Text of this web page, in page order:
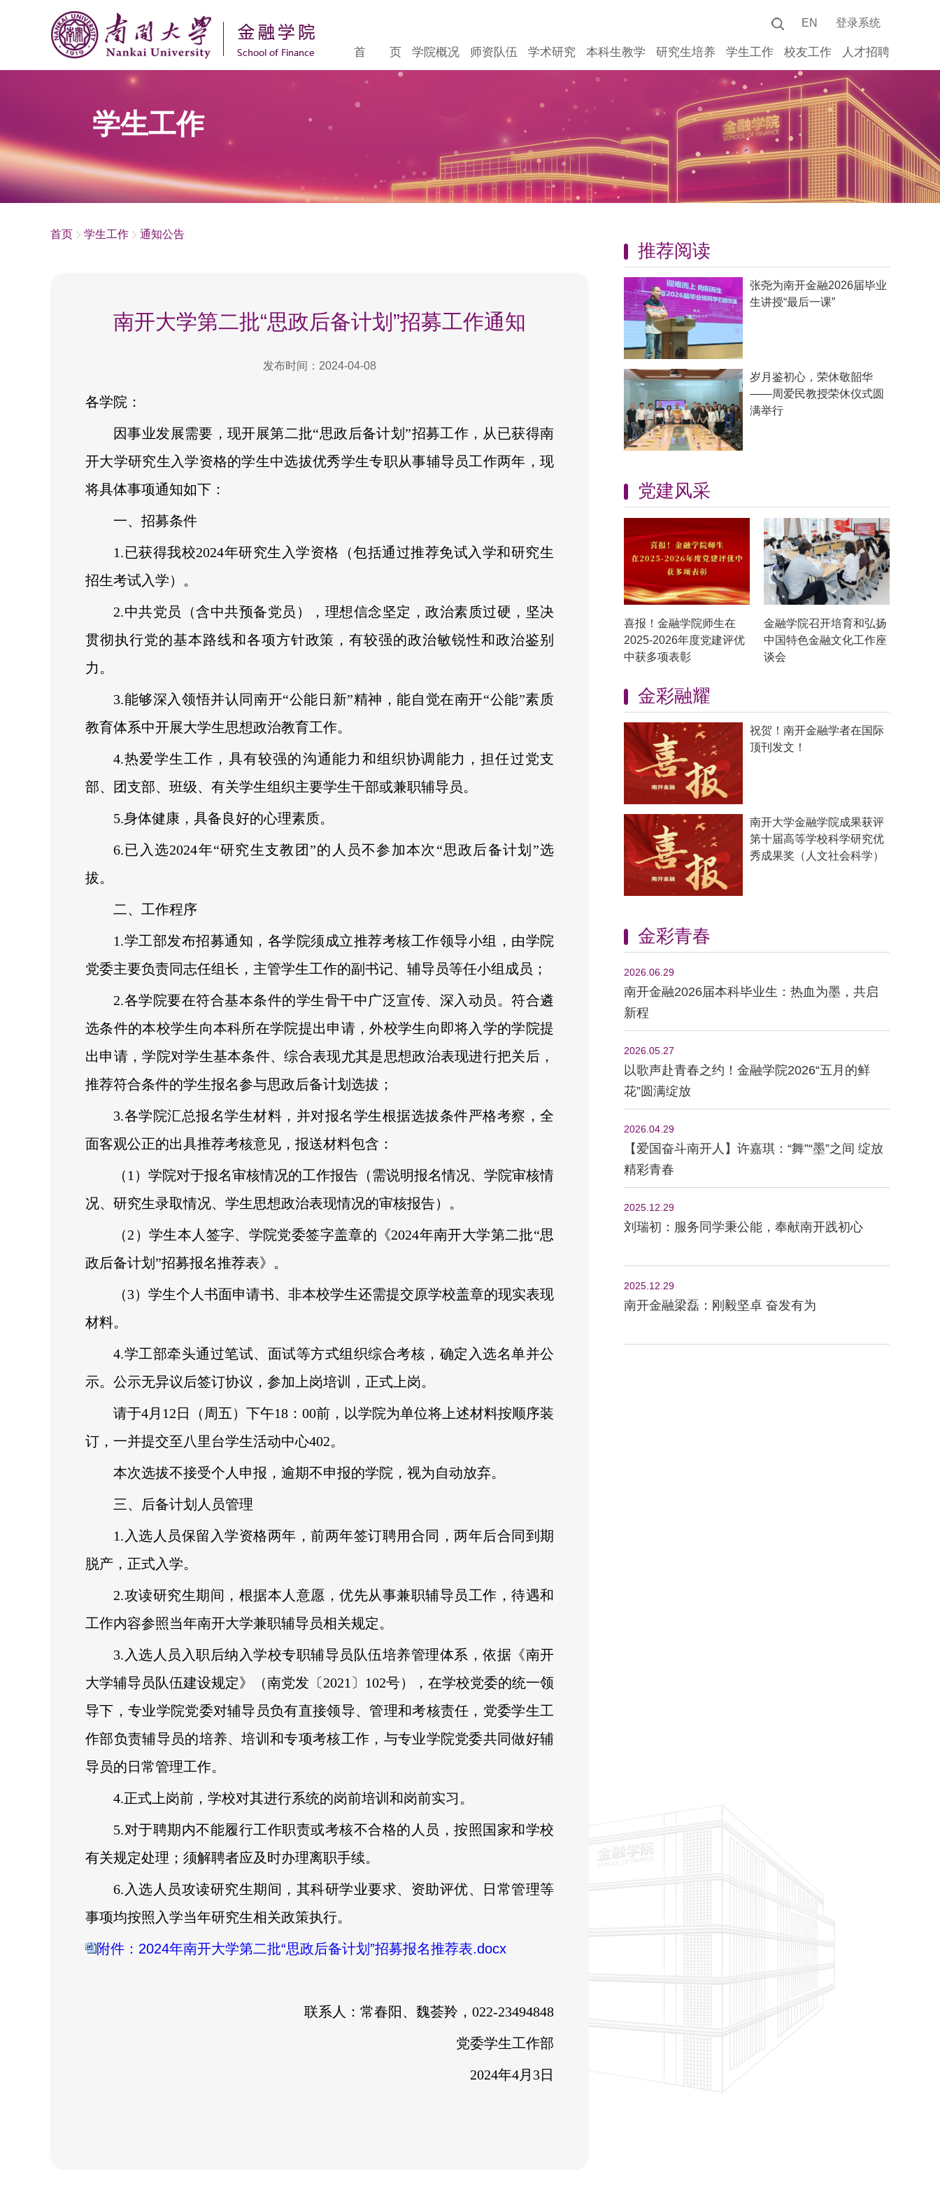
EN 登录系统
首 页 学院概况 师资队伍 学术研究 本科生教学 研究生培养 学生工作 校友工作 人才招聘
学生工作
推荐阅读
张尧为南开金融2026届毕业
生讲授“最后一课”
岁月鉴初心，荣休敬韶华
——周爱民教授荣休仪式圆
满举行
党建风采
喜报！金融学院师生在
2025-2026年度党建评优
中获多项表彰
金融学院召开培育和弘扬
中国特色金融文化工作座
谈会
金彩融耀
祝贺！南开金融学者在国际
顶刊发文！
南开大学金融学院成果获评
第十届高等学校科学研究优
秀成果奖（人文社会科学）
金彩青春
2026.06.29
南开金融2026届本科毕业生：热血为墨，共启
新程
2026.05.27
以歌声赴青春之约！金融学院2026“五月的鲜
花”圆满绽放
2026.04.29
【爱国奋斗南开人】许嘉琪：“舞”“墨”之间 绽放
精彩青春
2025.12.29
刘瑞初：服务同学秉公能，奉献南开践初心
2025.12.29
南开金融梁磊：刚毅坚卓 奋发有为
首页 学生工作 通知公告
南开大学第二批“思政后备计划”招募工作通知
发布时间：2024-04-08
各学院：
因事业发展需要，现开展第二批“思政后备计划”招募工作，从已获得南
开大学研究生入学资格的学生中选拔优秀学生专职从事辅导员工作两年，现
将具体事项通知如下：
一、招募条件
1.已获得我校2024年研究生入学资格（包括通过推荐免试入学和研究生
招生考试入学）。
2.中共党员（含中共预备党员），理想信念坚定，政治素质过硬，坚决
贯彻执行党的基本路线和各项方针政策，有较强的政治敏锐性和政治鉴别
力。
3.能够深入领悟并认同南开“公能日新”精神，能自觉在南开“公能”素质
教育体系中开展大学生思想政治教育工作。
4.热爱学生工作，具有较强的沟通能力和组织协调能力，担任过党支
部、团支部、班级、有关学生组织主要学生干部或兼职辅导员。
5.身体健康，具备良好的心理素质。
6.已入选2024年“研究生支教团”的人员不参加本次“思政后备计划”选
拔。
二、工作程序
1.学工部发布招募通知，各学院须成立推荐考核工作领导小组，由学院
党委主要负责同志任组长，主管学生工作的副书记、辅导员等任小组成员；
2.各学院要在符合基本条件的学生骨干中广泛宣传、深入动员。符合遴
选条件的本校学生向本科所在学院提出申请，外校学生向即将入学的学院提
出申请，学院对学生基本条件、综合表现尤其是思想政治表现进行把关后，
推荐符合条件的学生报名参与思政后备计划选拔；
3.各学院汇总报名学生材料，并对报名学生根据选拔条件严格考察，全
面客观公正的出具推荐考核意见，报送材料包含：
（1）学院对于报名审核情况的工作报告（需说明报名情况、学院审核情
况、研究生录取情况、学生思想政治表现情况的审核报告）。
（2）学生本人签字、学院党委签字盖章的《2024年南开大学第二批“思
政后备计划”招募报名推荐表》。
（3）学生个人书面申请书、非本校学生还需提交原学校盖章的现实表现
材料。
4.学工部牵头通过笔试、面试等方式组织综合考核，确定入选名单并公
示。公示无异议后签订协议，参加上岗培训，正式上岗。
请于4月12日（周五）下午18：00前，以学院为单位将上述材料按顺序装
订，一并提交至八里台学生活动中心402。
本次选拔不接受个人申报，逾期不申报的学院，视为自动放弃。
三、后备计划人员管理
1.入选人员保留入学资格两年，前两年签订聘用合同，两年后合同到期
脱产，正式入学。
2.攻读研究生期间，根据本人意愿，优先从事兼职辅导员工作，待遇和
工作内容参照当年南开大学兼职辅导员相关规定。
3.入选人员入职后纳入学校专职辅导员队伍培养管理体系，依据《南开
大学辅导员队伍建设规定》（南党发〔2021〕102号），在学校党委的统一领
导下，专业学院党委对辅导员负有直接领导、管理和考核责任，党委学生工
作部负责辅导员的培养、培训和专项考核工作，与专业学院党委共同做好辅
导员的日常管理工作。
4.正式上岗前，学校对其进行系统的岗前培训和岗前实习。
5.对于聘期内不能履行工作职责或考核不合格的人员，按照国家和学校
有关规定处理；须解聘者应及时办理离职手续。
6.入选人员攻读研究生期间，其科研学业要求、资助评优、日常管理等
事项均按照入学当年研究生相关政策执行。
附件：2024年南开大学第二批“思政后备计划”招募报名推荐表.docx
联系人：常春阳、魏荟羚，022-23494848
党委学生工作部
2024年4月3日